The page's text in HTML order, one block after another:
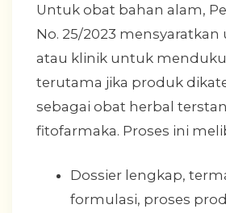
Untuk obat bahan alam,
No. 25/2023 mensyaratkan
atau klinik untuk
terutama jika produk
sebagai obat herbal
fitofarmaka. Proses ini
Dossier lengkap,
formulasi, proses